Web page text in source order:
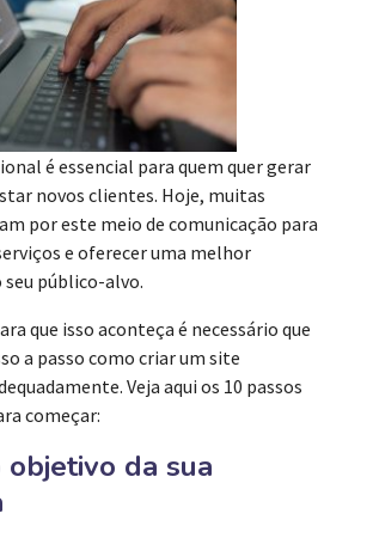
é essencial para quem quer gerar
novos clientes. Hoje, muitas
por este meio de comunicação para
e oferecer uma melhor
seu público-alvo.
que isso aconteça é necessário que
a passo como criar um site
Veja aqui os 10 passos
começar:
da sua